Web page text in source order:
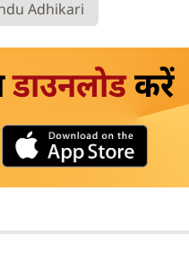
Adhikari
डाउनलोडकरें